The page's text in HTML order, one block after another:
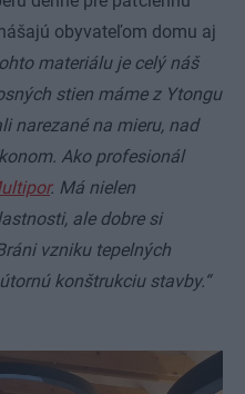
obyvateľom domu aj
materiálu je celý náš
stien máme z Ytongu
narezané na mieru, nad
. Ako profesionál
. Má nielen
ale dobre si
vzniku tepelných
konštrukciu stavby.“